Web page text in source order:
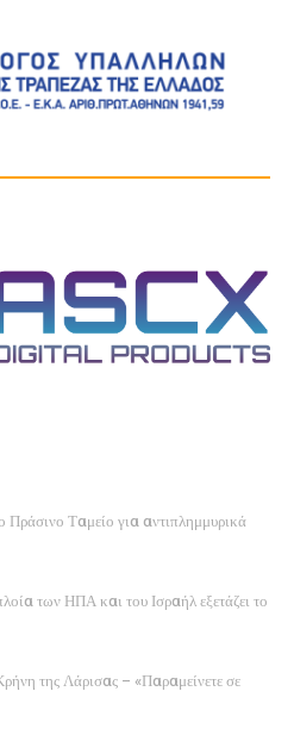
Ταμείο για αντιπλημμυρικά
των ΗΠΑ και του Ισραήλ εξετάζει το
της Λάρισας – «Παραμείνετε σε